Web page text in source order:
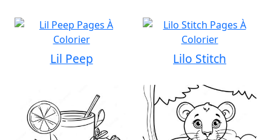
Lil Peep Lilo Stitch